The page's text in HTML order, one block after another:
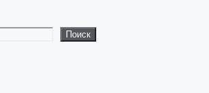
Поиск